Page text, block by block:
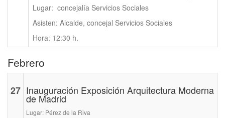
Lugar: concejalía Servicios Sociales
Asisten: Alcalde, concejal Servicios Sociales
Hora: 12:30 h.
Febrero
27 Inauguración Exposición Arquitectura Moderna
de Madrid
Lugar: Pérez de la Riva